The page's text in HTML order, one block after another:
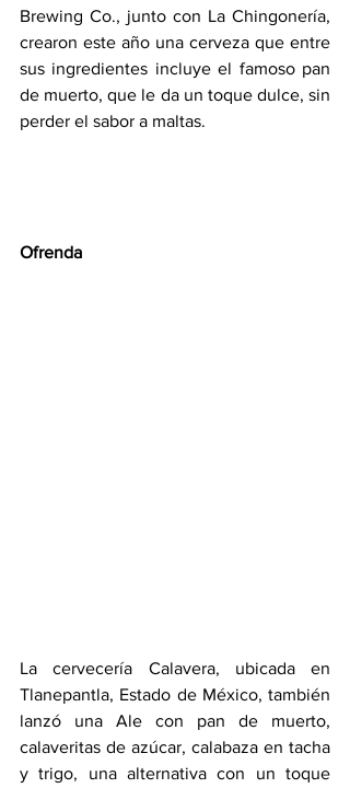
Brewing Co., junto con La Chingonería,
crearon este año una cerveza que entre
sus ingredientes incluye el famoso pan
de muerto, que le da un toque dulce, sin
perder el sabor a maltas.
Ofrenda
La cervecería Calavera, ubicada en
Tlanepantla, Estado de México, también
lanzó una Ale con pan de muerto,
calaveritas de azúcar, calabaza en tacha
y trigo, una alternativa con un toque